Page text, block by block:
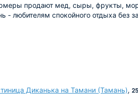
продают мед, сыры, фрукты,
- любителям спокойного отдыха
Диканька на Тамани (Тамань),